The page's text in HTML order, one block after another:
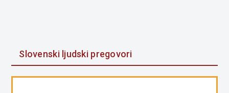
Slovenski ljudski pregovori